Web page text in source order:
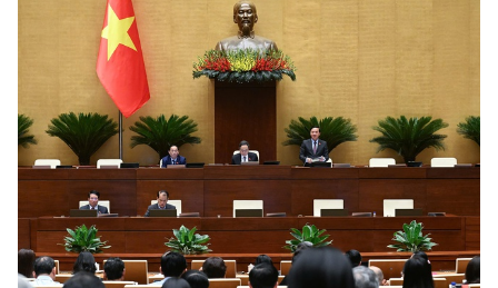
Doanh nghiệp dân tộc
Video
Photo